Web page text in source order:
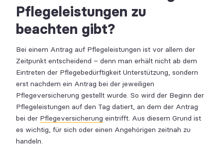
Pflegeleistungen zu
beachten gibt?
Bei einem Antrag auf Pflegeleistungen ist vor allem der
Zeitpunkt entscheidend – denn man erhält nicht ab dem
Eintreten der Pflegebedürftigkeit Unterstützung, sondern
erst nachdem ein Antrag bei der jeweiligen
Pflegeversicherung gestellt wurde. So wird der Beginn der
Pflegeleistungen auf den Tag datiert, an dem der Antrag
bei der Pflegeversicherung eintrifft. Aus diesem Grund ist
es wichtig, für sich oder einen Angehörigen zeitnah zu
handeln.